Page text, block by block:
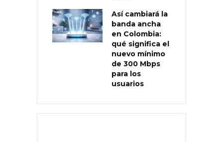
Así cambiará la
banda ancha
en Colombia:
qué significa el
nuevo mínimo
de 300 Mbps
para los
usuarios